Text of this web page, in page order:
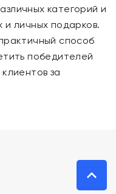
категорий и
и личных подарков.
способ
победителей
за